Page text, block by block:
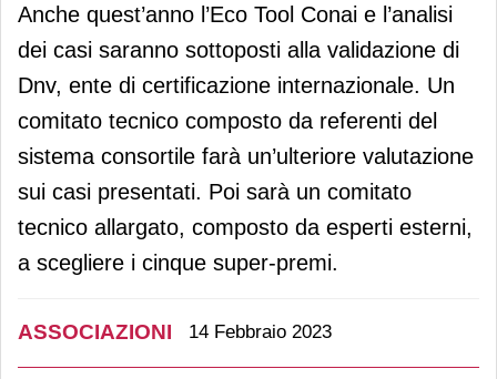
Anche quest’anno l’Eco Tool Conai e l’analisi
dei casi saranno sottoposti alla validazione di
Dnv, ente di certificazione internazionale. Un
comitato tecnico composto da referenti del
sistema consortile farà un’ulteriore valutazione
sui casi presentati. Poi sarà un comitato
tecnico allargato, composto da esperti esterni,
a scegliere i cinque super-premi.
ASSOCIAZIONI 14 Febbraio 2023